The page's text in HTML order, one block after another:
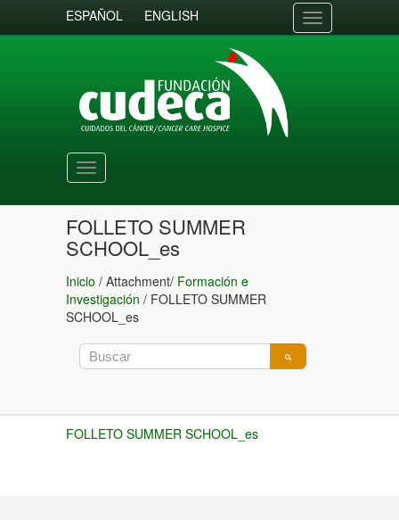
ESPAÑOL ENGLISH
Toggle
navigation
Toggle
navigation
FOLLETO SUMMER
SCHOOL_es
Inicio / Attachment/ Formación e
Investigación / FOLLETO SUMMER
SCHOOL_es
FOLLETO SUMMER SCHOOL_es